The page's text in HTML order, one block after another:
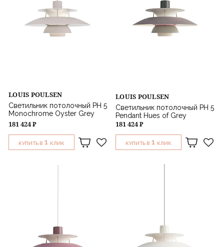
LOUIS POULSEN
Светильник потолочный PH 5
Monochrome Oyster Grey
181 424 ₽
КУПИТЬ В 1 КЛИК
LOUIS POULSEN
Светильник потолочный PH 5
Pendant Hues of Grey
181 424 ₽
КУПИТЬ В 1 КЛИК